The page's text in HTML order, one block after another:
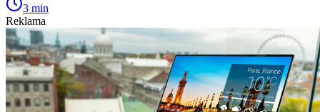
3 min
Reklama